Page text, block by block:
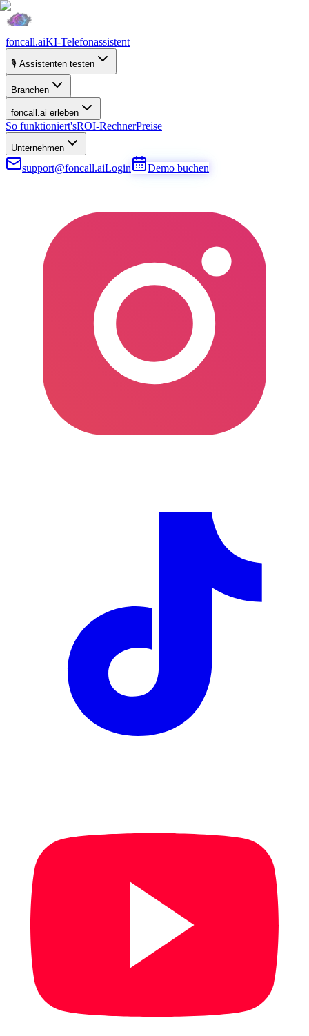
foncall.aiKI-Telefonassistent
🎙️ Assistenten testen
Branchen
foncall.ai erleben
So funktioniert'sROI-RechnerPreise
Unternehmen
support@foncall.aiLogin Demo buchen